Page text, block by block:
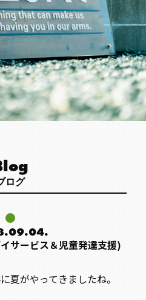
ログ
サービス＆児童発達支援)
夏がやってきましたね。